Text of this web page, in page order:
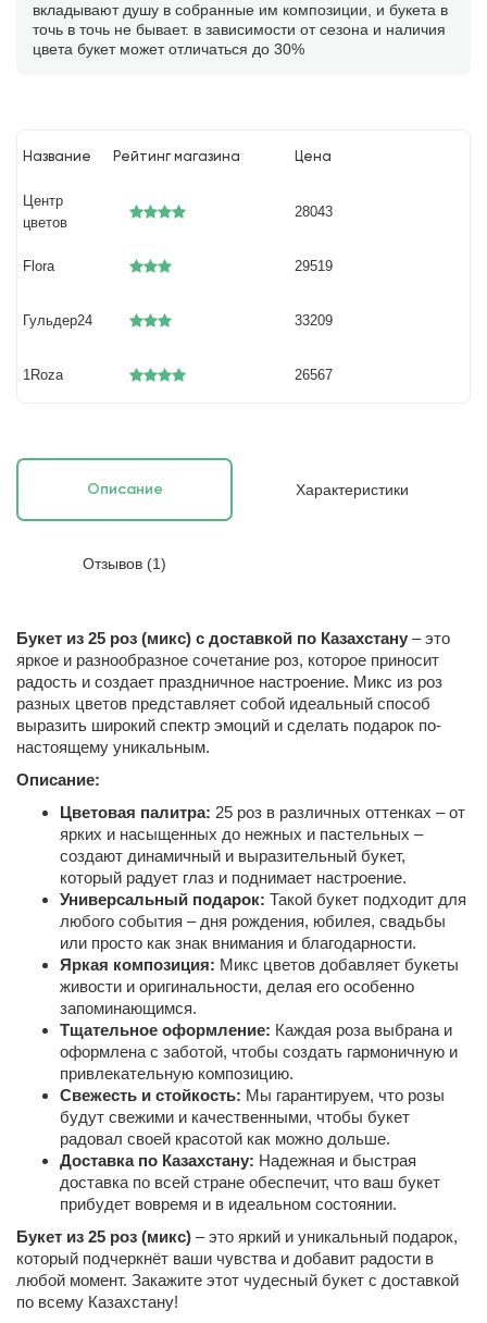
вкладывают душу в собранные им композиции, и букета в
точь в точь не бывает. в зависимости от сезона и наличия
цвета букет может отличаться до 30%
Название Рейтинг магазина Цена
Центр
цветов
28043
Flora 29519
Гульдер24 33209
1Roza 26567
Описание Характеристики
Отзывов (1)
Букет из 25 роз (микс) с доставкой по Казахстану – это
яркое и разнообразное сочетание роз, которое приносит
радость и создает праздничное настроение. Микс из роз
разных цветов представляет собой идеальный способ
выразить широкий спектр эмоций и сделать подарок по-
настоящему уникальным.
Описание:
Цветовая палитра: 25 роз в различных оттенках – от
ярких и насыщенных до нежных и пастельных –
создают динамичный и выразительный букет,
который радует глаз и поднимает настроение.
Универсальный подарок: Такой букет подходит для
любого события – дня рождения, юбилея, свадьбы
или просто как знак внимания и благодарности.
Яркая композиция: Микс цветов добавляет букеты
живости и оригинальности, делая его особенно
запоминающимся.
Тщательное оформление: Каждая роза выбрана и
оформлена с заботой, чтобы создать гармоничную и
привлекательную композицию.
Свежесть и стойкость: Мы гарантируем, что розы
будут свежими и качественными, чтобы букет
радовал своей красотой как можно дольше.
Доставка по Казахстану: Надежная и быстрая
доставка по всей стране обеспечит, что ваш букет
прибудет вовремя и в идеальном состоянии.
Букет из 25 роз (микс) – это яркий и уникальный подарок,
который подчеркнёт ваши чувства и добавит радости в
любой момент. Закажите этот чудесный букет с доставкой
по всему Казахстану!